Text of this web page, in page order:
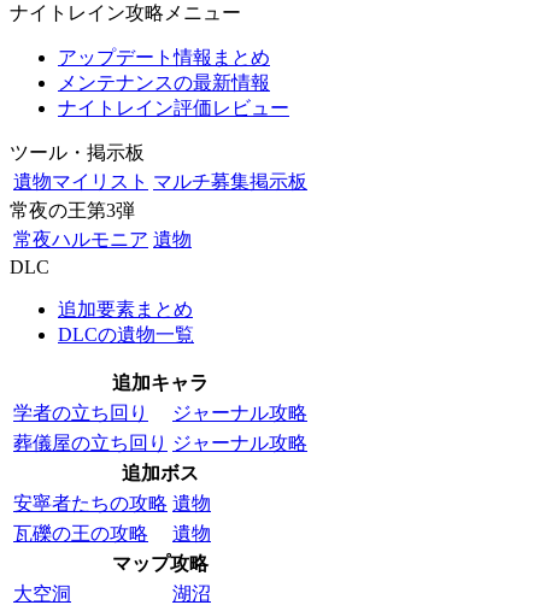
ナイトレイン攻略メニュー
アップデート情報まとめ
メンテナンスの最新情報
ナイトレイン評価レビュー
ツール・掲示板
遺物マイリスト マルチ募集掲示板
常夜の王第3弾
常夜ハルモニア 遺物
DLC
追加要素まとめ
DLCの遺物一覧
追加キャラ
学者の立ち回り
ジャーナル攻略
葬儀屋の立ち回り ジャーナル攻略
追加ボス
安寧者たちの攻略 遺物
瓦礫の王の攻略
遺物
マップ攻略
大空洞
湖沼